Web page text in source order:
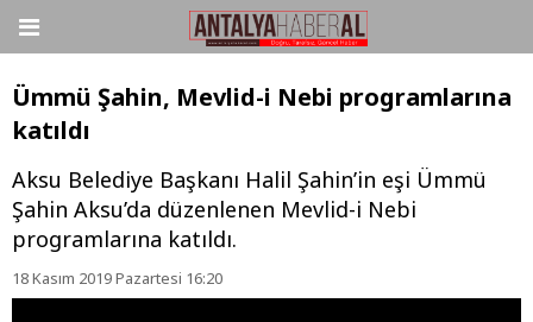
Ümmü Şahin, Mevlid-i Nebi programlarına
katıldı
Aksu Belediye Başkanı Halil Şahin’in eşi Ümmü
Şahin Aksu’da düzenlenen Mevlid-i Nebi
programlarına katıldı.
18 Kasım 2019 Pazartesi 16:20